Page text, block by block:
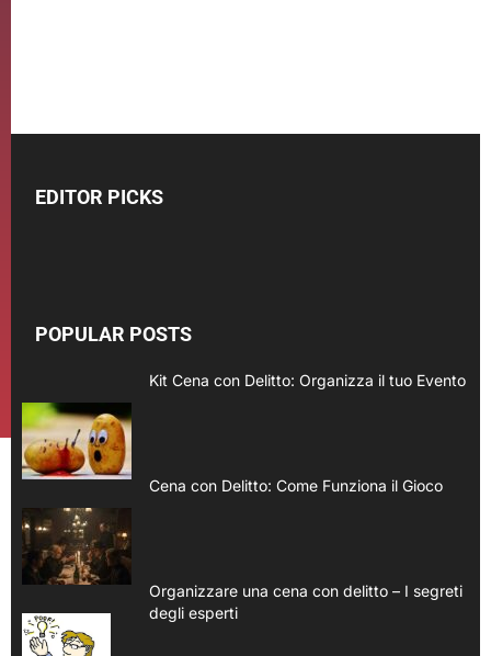
EDITOR PICKS
POPULAR POSTS
Kit Cena con Delitto: Organizza il tuo Evento
Cena con Delitto: Come Funziona il Gioco
Organizzare una cena con delitto – I segreti
degli esperti